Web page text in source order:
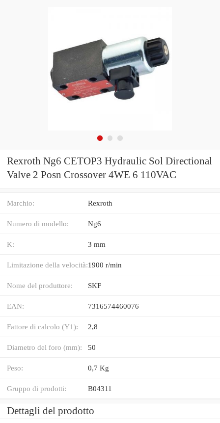
Rexroth Ng6 CETOP3 Hydraulic Sol Directional
Valve 2 Posn Crossover 4WE 6 110VAC
Marchio: Rexroth
Numero di modello: Ng6
K: 3 mm
Limitazione della velocità:1900 r/min
Nome del produttore: SKF
EAN: 7316574460076
Fattore di calcolo (Y1): 2,8
Diametro del foro (mm): 50
Peso: 0,7 Kg
Gruppo di prodotti: B04311
Dettagli del prodotto